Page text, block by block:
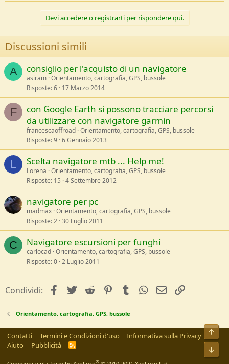
Devi accedere o registrarti per rispondere qui.
Discussioni simili
A consiglio per l'acquisto di un navigatore
asiram Orientamento, cartografia, GPS, bussole
Risposte 6 17 Marzo 2014
F
con Google Earth si possono tracciare percorsi
da utilizzare con navigatore garmin
francescaoffroad Orientamento, cartografia, GPS, bussole
Risposte 9 6 Gennaio 2013
L Scelta navigatore mtb ... Help me!
Lorena Orientamento, cartografia, GPS, bussole
Risposte 15 4 Settembre 2012
navigatore per pc
madmax Orientamento, cartografia, GPS, bussole
Risposte 2 30 Luglio 2011
C Navigatore escursioni per funghi
carlocad Orientamento, cartografia, GPS, bussole
Risposte 0 2 Luglio 2011
Condividi: facebookTwitterReddit PinterestTumblrWhatsApp
e-mail
Orientamento, cartografia, GPS, bussole
Contatti Termini e Condizioni d'uso
Informativa sulla Privacy
Aiuto
Pubblicità
R
®
Alto